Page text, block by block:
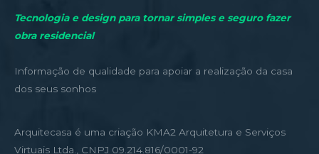
Tecnologia e design para tornar simples e seguro fazer
obra residencial
Informação de qualidade para apoiar a realização da casa
dos seus sonhos
Arquitecasa é uma criação KMA2 Arquitetura e Serviços
Virtuais Ltda., CNPJ 09.214.816/0001-92